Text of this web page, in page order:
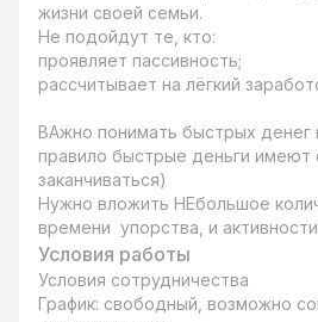
жизни своей семьи.
Не подойдут те, кто:
проявляет пассивность;
рассчитывает на лёгкий
ВАжно понимать быстрых денег
правило быстрые деньги имеют
заканчиваться)
Нужно вложить НЕбольшое
времени  упорства, и
Условия работы
Условия сотрудничества
График: свободный, возможно